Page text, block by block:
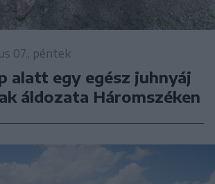
07., péntek
alatt egy egész juhnyáj
áldozata Háromszéken